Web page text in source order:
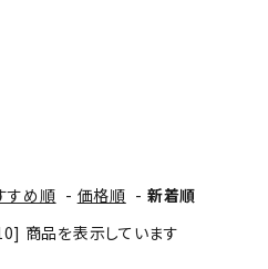
すめ順 - 価格順 - 新着順
商品を表示しています